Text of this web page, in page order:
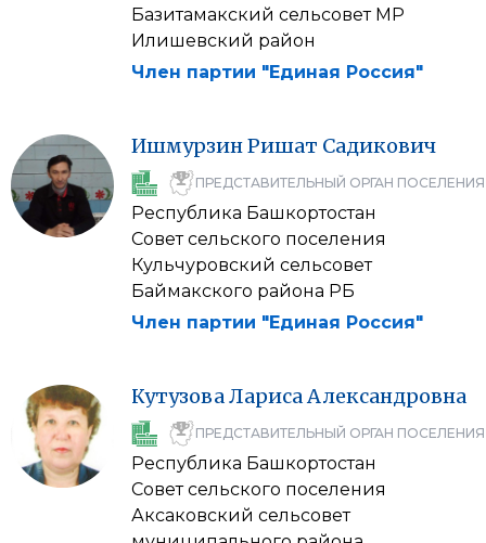
Базитамакский сельсовет МР
Илишевский район
Член партии "Единая Россия"
ИшмурзинРишат Садикович
ПРЕДСТАВИТЕЛЬНЫЙ ОРГАН ПОСЕЛЕНИЯ
Республика Башкортостан
Совет сельского поселения
Кульчуровский сельсовет
Баймакского района РБ
Член партии "Единая Россия"
КутузоваЛарисаАлександровна
ПРЕДСТАВИТЕЛЬНЫЙ ОРГАН ПОСЕЛЕНИЯ
Республика Башкортостан
Совет сельского поселения
Аксаковский сельсовет